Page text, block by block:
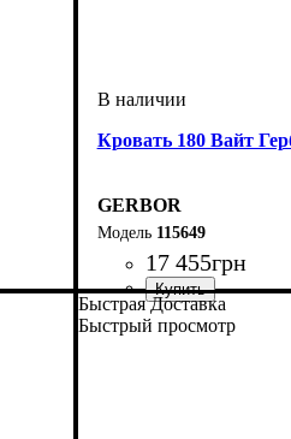
Кровать 180 Вайт
GERBOR
115649
17 455грн
Быстрая Доставка
Быстрый просмотр